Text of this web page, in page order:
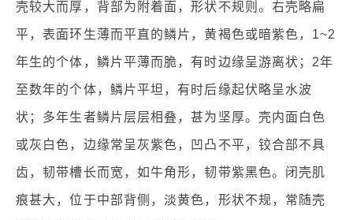
壳较大而厚，背部为附着面，形状不规则。右壳略扁
平，表面环生薄而平直的鳞片，黄褐色或暗紫色，1~2
年生的个体，鳞片平薄而脆，有时边缘呈游离状；2年
至数年的个体，鳞片平坦，有时后缘起伏略呈水波
状；多年生者鳞片层层相叠，甚为坚厚。壳内面白色
或灰白色，边缘常呈灰紫色，凹凸不平，铰合部不具
齿，韧带槽长而宽，如牛角形，韧带紫黑色。闭壳肌
痕甚大，位于中部背侧，淡黄色，形状不规，常随壳